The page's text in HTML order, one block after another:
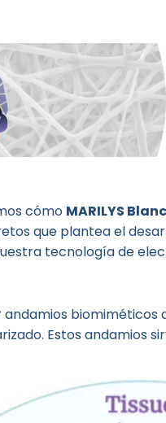
cómo MARILYS
que plantea el
tecnología de
andamios
Estos andamios